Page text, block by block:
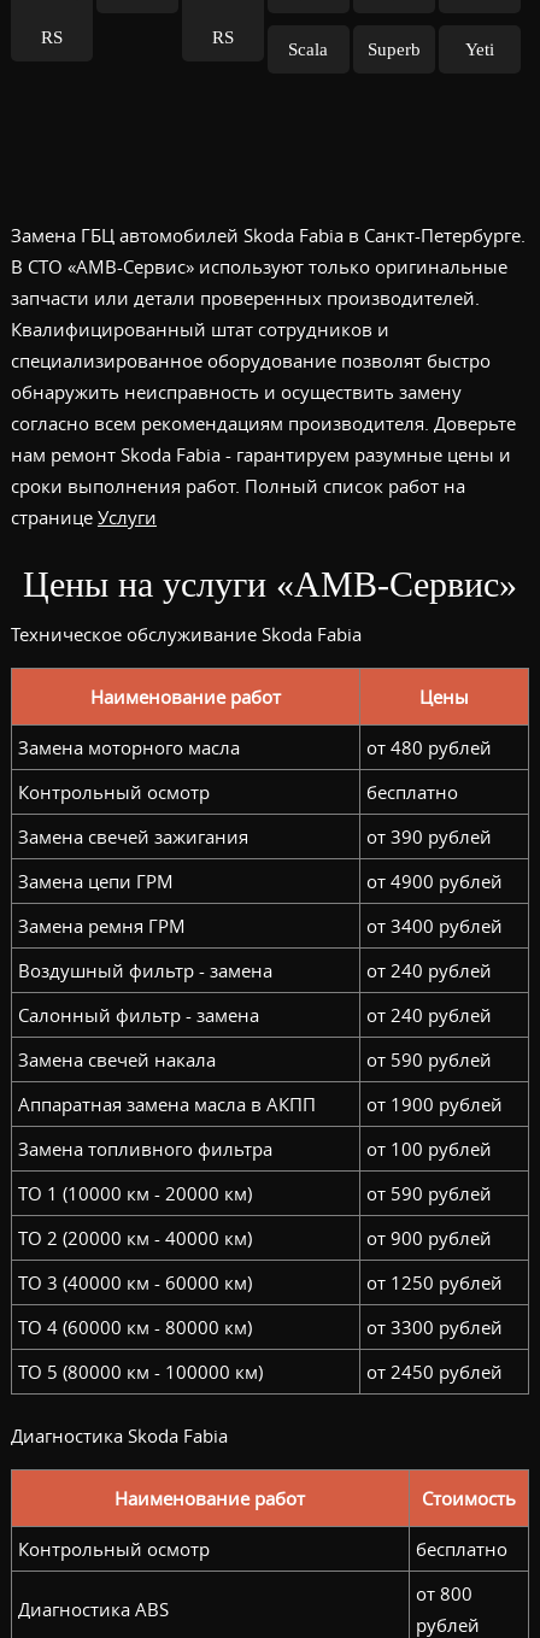
RS RS
Scala Superb Yeti
Замена ГБЦ автомобилей Skoda Fabia в Санкт-Петербурге.
В СТО «АМВ-Сервис» используют только оригинальные
запчасти или детали проверенных производителей.
Квалифицированный штат сотрудников и
специализированное оборудование позволят быстро
обнаружить неисправность и осуществить замену
согласно всем рекомендациям производителя. Доверьте
нам ремонт Skoda Fabia - гарантируем разумные цены и
сроки выполнения работ. Полный список работ на
странице Услуги
Цены на услуги «АМВ-Сервис»
Техническое обслуживание Skoda Fabia
Наименование работ Цены
Замена моторного масла
от 480 рублей
Контрольный осмотр
бесплатно
Замена свечей зажигания
от 390 рублей
Замена цепи ГРМ
от 4900 рублей
Замена ремня ГРМ
от 3400 рублей
Воздушный фильтр - замена
от 240 рублей
Салонный фильтр - замена
от 240 рублей
Замена свечей накала
от 590 рублей
Аппаратная замена масла в АКПП
от 1900 рублей
Замена топливного фильтра
от 100 рублей
ТО 1 (10000 км - 20000 км)
от 590 рублей
ТО 2 (20000 км - 40000 км)
от 900 рублей
ТО 3 (40000 км - 60000 км)
от 1250 рублей
ТО 4 (60000 км - 80000 км)
от 3300 рублей
ТО 5 (80000 км - 100000 км)
от 2450 рублей
Диагностика Skoda Fabia
Наименование работ Стоимость
Контрольный осмотр бесплатно
Диагностика ABS
от 800
рублей